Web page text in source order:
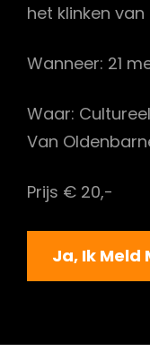
het klinken
Wanneer: 21
Waar:
Van
Prijs € 20,-
Ja, Ik Meld